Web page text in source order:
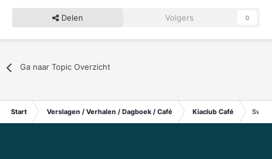
Delen Volgers 0
Ga naar Topic Overzicht
Start Verslagen / Verhalen / Dagboek / Café Kiaclub Café